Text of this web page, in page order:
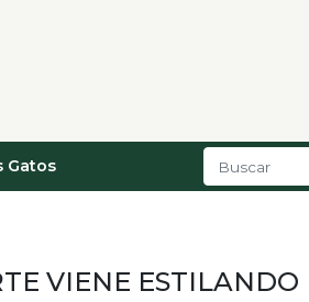
Gatos
VIENE ESTILANDO